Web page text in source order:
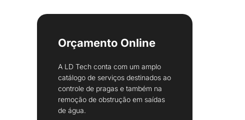
Orçamento Online
A LD Tech conta com um amplo
catálogo de serviços destinados ao
controle de pragas e também na
remoção de obstrução em saídas
de água.